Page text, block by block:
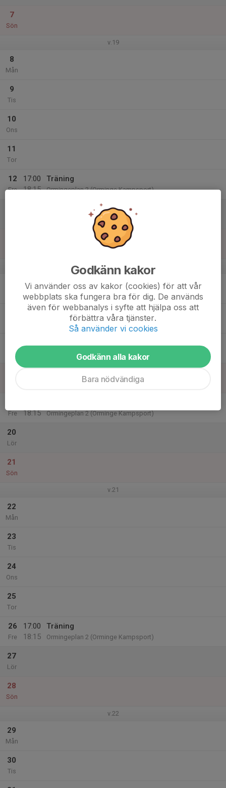
7
Sön
v.19
8
Mån
9
Tis
10
Ons
11
Tor
12
Fre
17:00
18:15
Träning
Ormingeplan 2 (Orminge Kampsport)
v.20
Ons
Fre
18:15
Ormingeplan 2 (Orminge Kampsport)
20
Lör
21
Sön
v.21
22
Mån
23
Tis
24
Ons
25
Tor
26
Fre
17:00
18:15
Träning
Ormingeplan 2 (Orminge Kampsport)
27
Lör
28
Sön
v.22
29
Mån
30
Tis
Godkänn kakor
Vi använder oss av kakor (cookies) för att vår
webbplats ska fungera bra för dig. De används
även för webbanalys i syfte att hjälpa oss att
förbättra våra tjänster.
Så använder vi cookies
Godkänn alla kakor
Bara nödvändiga